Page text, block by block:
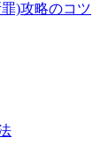
)攻略のコツ